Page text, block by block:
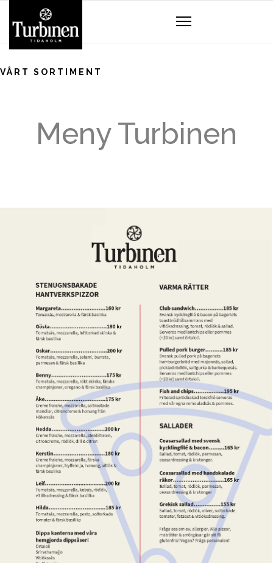
VÅRT SORTIMENT
Meny Turbinen